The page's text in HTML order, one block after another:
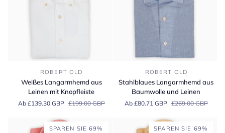
Langarmhemd
mit
ROBERT OLD
Weißes Langarmhemd aus
Leinen mit Knopfleiste
Ab £139.30 GBP £199.00 GBP
Stahlblaues
Langarmhemd
und
ROBERT OLD
Stahlblaues Langarmhemd aus
Baumwolle und Leinen
Ab £80.71 GBP £269.00 GBP
SPAREN SIE 69% SPAREN SIE 69%